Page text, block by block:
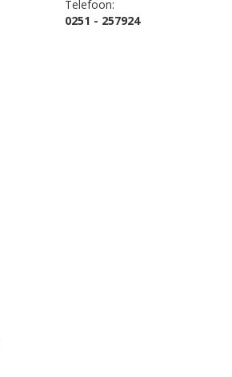
Telefoon:
0251 - 257924